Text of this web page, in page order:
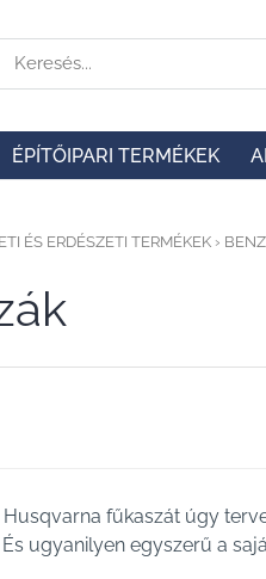
ÉPÍTŐIPARI TERMÉKEK
ÉS ERDÉSZETI TERMÉKEK ›
Husqvarna fűkaszát úgy
És ugyanilyen egyszerű a